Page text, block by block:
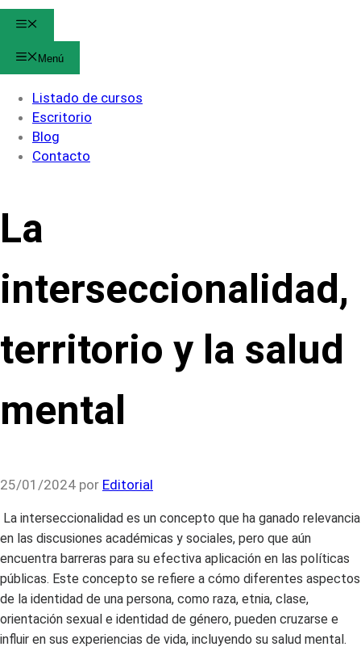
Menú
Listado de cursos
Escritorio
Blog
Contacto
La
interseccionalidad,
territorio y la salud
mental
25/01/2024 por Editorial
La interseccionalidad es un concepto que ha ganado relevancia
en las discusiones académicas y sociales, pero que aún
encuentra barreras para su efectiva aplicación en las políticas
públicas. Este concepto se refiere a cómo diferentes aspectos
de la identidad de una persona, como raza, etnia, clase,
orientación sexual e identidad de género, pueden cruzarse e
influir en sus experiencias de vida, incluyendo su salud mental.